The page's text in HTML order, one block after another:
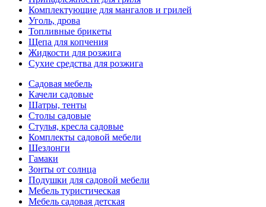
Комплектующие для мангалов и грилей
Уголь, дрова
Топливные брикеты
Щепа для копчения
Жидкости для розжига
Сухие средства для розжига
Садовая мебель
Качели садовые
Шатры, тенты
Столы садовые
Стулья, кресла садовые
Комплекты садовой мебели
Шезлонги
Гамаки
Зонты от солнца
Подушки для садовой мебели
Мебель туристическая
Мебель садовая детская